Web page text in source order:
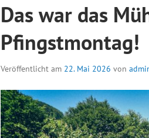
Das war das
Pfingstmontag!
Veröffentlicht am 22. Mai 2026 von